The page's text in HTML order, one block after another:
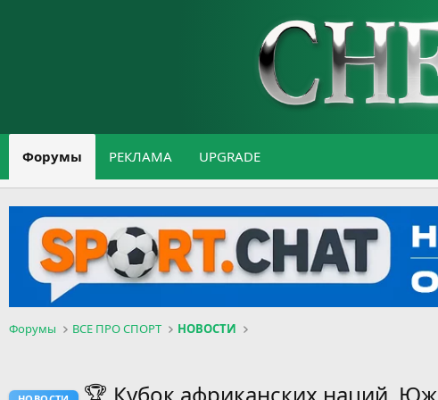
Форумы РЕКЛАМА UPGRADE
Форумы ВСЕ ПРО СПОРТ НОВОСТИ